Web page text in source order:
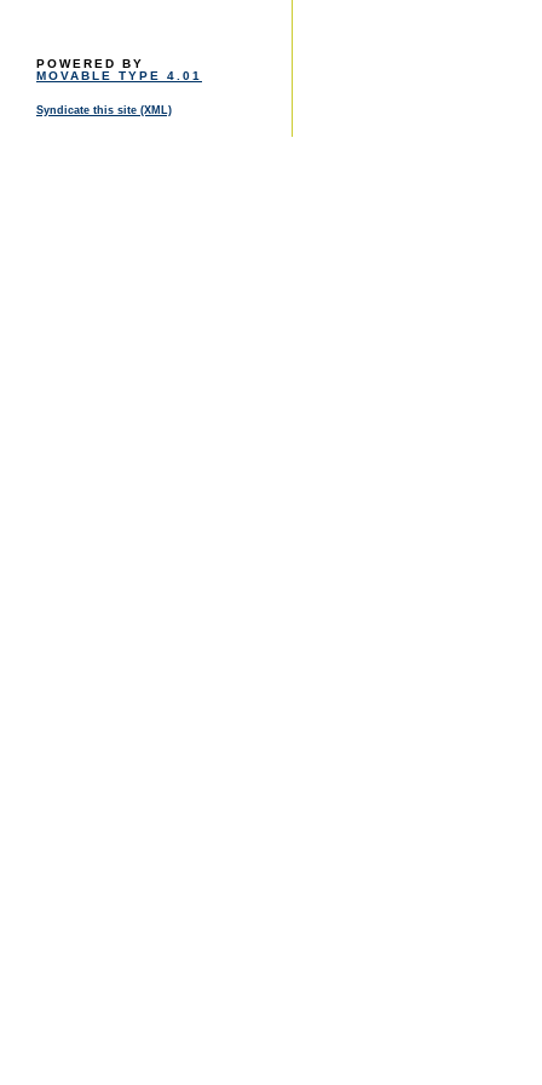
POWERED BY
MOVABLE TYPE 4.01
Syndicate this site (XML)